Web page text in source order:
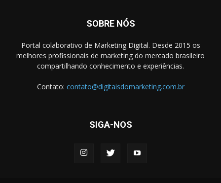
SOBRE NÓS
Portal colaborativo de Marketing Digital. Desde 2015 os
melhores profissionais de marketing do mercado brasileiro
compartilhando conhecimento e experiências.
Contato: contato@digitaisdomarketing.com.br
SIGA-NOS